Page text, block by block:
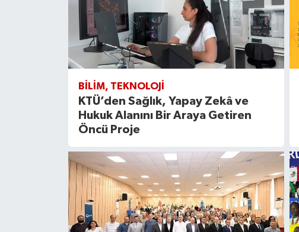
BILIM, TEKNOLOJI
KTÜ’den Sağlık, Yapay Zekâ ve
Hukuk Alanını Bir Araya Getiren
Öncü Proje